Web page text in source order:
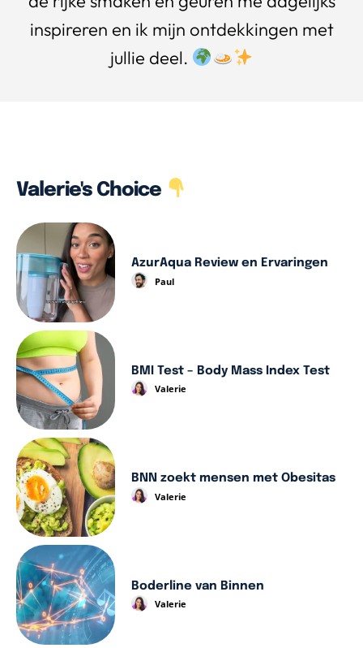
inspireren en ik mijn ontdekkingen met
jullie deel.
Valerie's Choice
AzurAqua Review en Ervaringen
Paul
BMI Test – Body Mass Index Test
Valerie
BNN zoekt mensen met Obesitas
Valerie
Boderline van Binnen
Valerie